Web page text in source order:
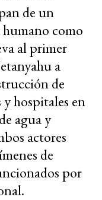
de un
como
al primer
a
de
hospitales en
agua y
actores
de
por